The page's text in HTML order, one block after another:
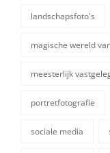
landschapsfoto's
magische wereld
meesterlijk
portretfotografie
sociale media